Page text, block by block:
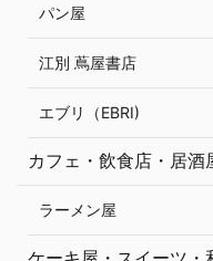
パン屋
江別 蔦屋書店
エブリ（EBRI)
カフェ・飲食店・居酒
ラーメン屋